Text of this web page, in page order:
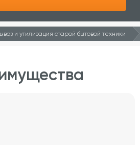
и утилизация старой бытовой техники